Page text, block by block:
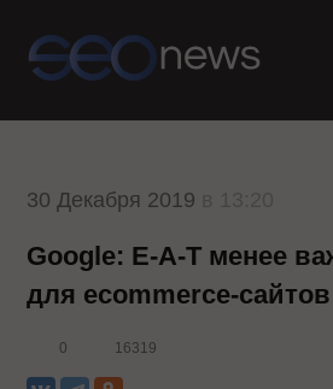
30 Декабря 2019
Google: E-A-T менее
для ecommerce-сайтов
0 16319